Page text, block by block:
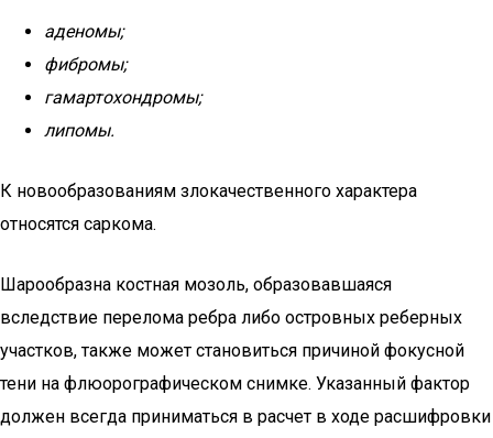
аденомы;
фибромы;
гамартохондромы;
липомы.
К новообразованиям злокачественного характера
относятся саркома.
Шарообразна костная мозоль, образовавшаяся
вследствие перелома ребра либо островных реберных
участков, также может становиться причиной фокусной
тени на флюорографическом снимке. Указанный фактор
должен всегда приниматься в расчет в ходе расшифровки